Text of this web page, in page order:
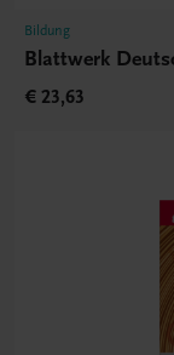
Bildung
Blattwerk
€ 23,63